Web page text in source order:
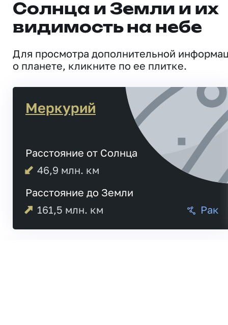
Солнца и Земли и их
видимость на небе
Для просмотра дополнительной
о планете, кликните по ее плитке.
Меркурий
Расстояние от Солнца
46,9 млн. км
Расстояние до Земли
161,5 млн. км Рак